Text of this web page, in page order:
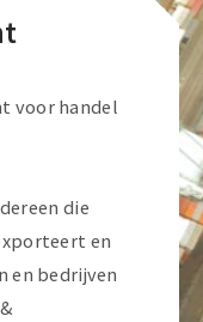
voor handel
die
en
en bedrijven